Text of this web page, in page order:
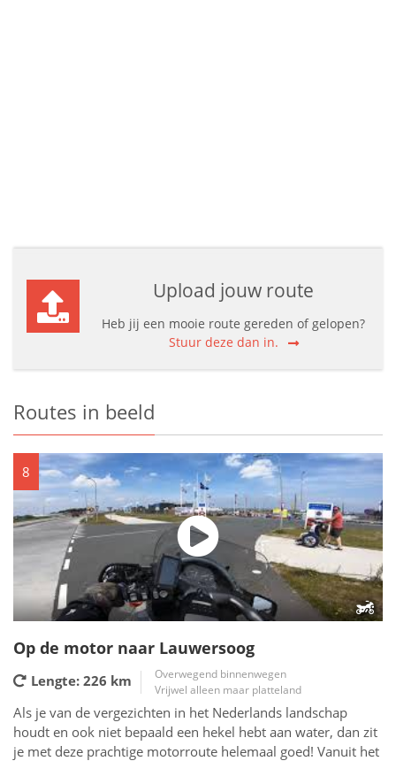
Upload jouw route
Heb jij een mooie route gereden of gelopen?
Stuur deze dan in.
Routes in beeld
8
Op de motor naar Lauwersoog
Lengte: 226 km
Overwegend binnenwegen
Vrijwel alleen maar platteland
Als je van de vergezichten in het Nederlands landschap
houdt en ook niet bepaald een hekel hebt aan water, dan zit
je met deze prachtige motorroute helemaal goed! Vanuit het